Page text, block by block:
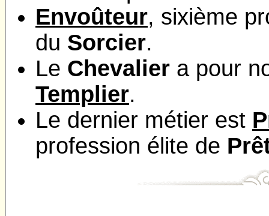
Envoûteur, sixième
du Sorcier.
Le Chevalier a pour
Templier.
Le dernier métier est
profession élite de